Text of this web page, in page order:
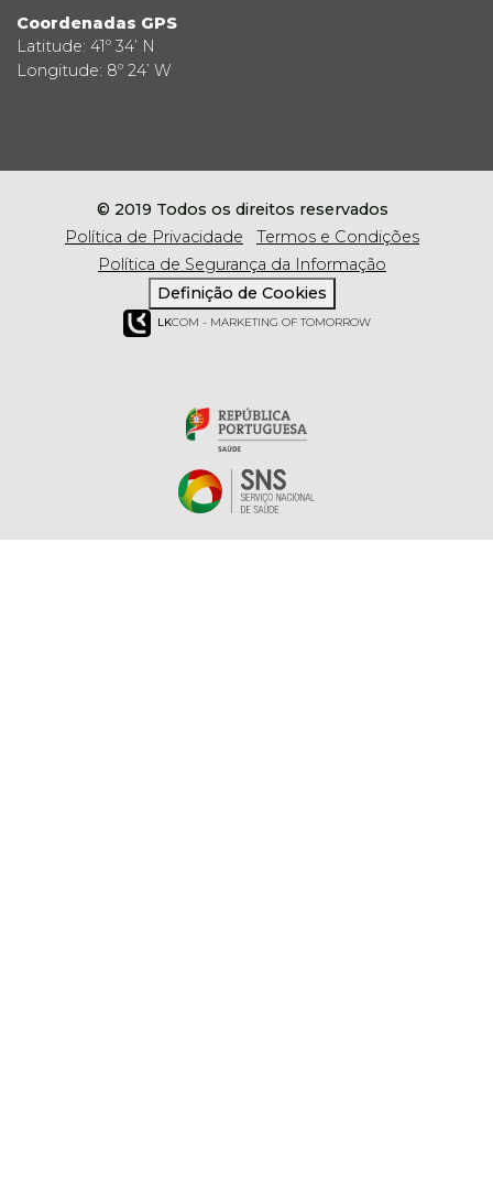
Coordenadas GPS
Latitude: 41º 34’ N
Longitude: 8º 24’ W
© 2019 Todos os direitos reservados
Política de Privacidade
Termos e Condições
Política de Segurança da Informação
Definição de Cookies
LKCOM - MARKETING OF TOMORROW